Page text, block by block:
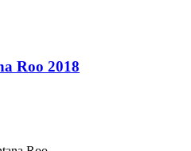
Roo 2018